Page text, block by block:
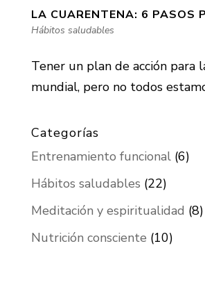
LA CUARENTENA: 6 PASOS
Hábitos saludables
Tener un plan de acción
mundial, pero no todos
Categorías
Entrenamiento funcional(6)
Hábitos saludables (22)
Meditación y espiritualidad (8)
Nutrición consciente (10)